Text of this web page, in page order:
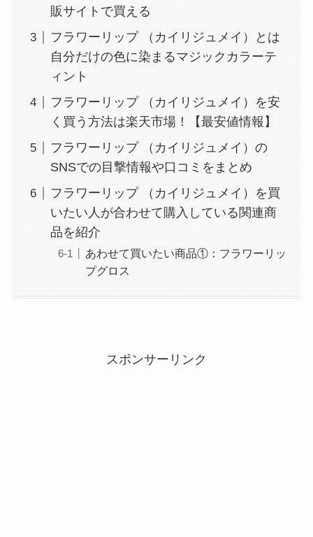
販サイトで買える
フラワーリップ （カイリジュメイ）とは
自分だけの色に染まるマジックカラーテ
ィント
フラワーリップ （カイリジュメイ）を安
く買う方法は楽天市場！【最安値情報】
フラワーリップ （カイリジュメイ）の
SNSでの目撃情報や口コミをまとめ
フラワーリップ （カイリジュメイ）を買
いたい人が合わせて購入している関連商
品を紹介
あわせて買いたい商品①：フラワーリッ
プグロス
スポンサーリンク